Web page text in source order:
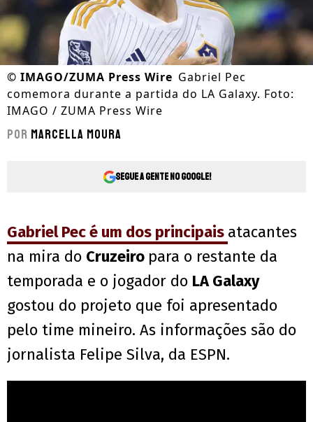
© IMAGO/ZUMA Press Wire Gabriel Pec
comemora durante a partida do LA Galaxy. Foto:
IMAGO / ZUMA Press Wire
Por Marcella Moura
Segue a gente no Google!
Gabriel Pec é um dos principais atacantes
na mira do Cruzeiro para o restante da
temporada e o jogador do LA Galaxy
gostou do projeto que foi apresentado
pelo time mineiro. As informações são do
jornalista Felipe Silva, da ESPN.